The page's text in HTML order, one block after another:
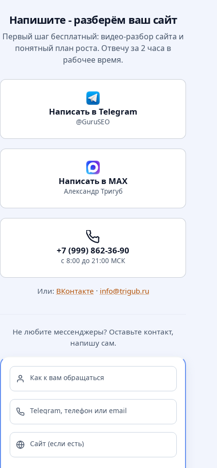
Напишите - разберём ваш сайт
Первый шаг бесплатный: видео-разбор сайта и
понятный план роста. Отвечу за 2 часа в
рабочее время.
Написать в Telegram
@GuruSEO
Написать в MAX
Александр Тригуб
+7 (999) 862-36-90
с 8:00 до 21:00 МСК
Или: ВКонтакте · info@trigub.ru
Не любите мессенджеры? Оставьте контакт,
напишу сам.
Как к вам обращаться
Telegram, телефон или email
Сайт (если есть)